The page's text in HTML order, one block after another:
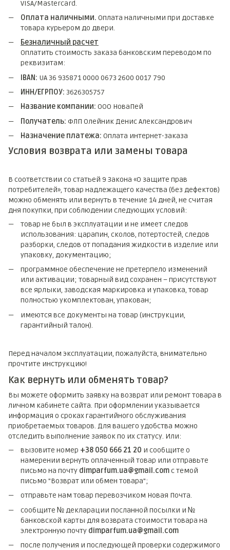
VISA/Mastercard.
Оплата наличными. Оплата наличными при доставке
товара курьером до двери.
Безналичный расчет
Оплатить стоимость заказа банковским переводом по
реквизитам:
IBAN: UA 36 935871 0000 0673 2600 0017 790
ИНН/ЕГРПОУ: 3626305757
Название компании: ООО НоваПей
Получатель: ФЛП Олейник Денис Александрович
Назначение платежа: Оплата интернет-заказа
Условия возврата или замены товара
В соответствии со статьей 9 Закона «О защите прав
потребителей», товар надлежащего качества (без дефектов)
можно обменять или вернуть в течение 14 дней, не считая
дня покупки, при соблюдении следующих условий:
товар не был в эксплуатации и не имеет следов
использования: царапин, сколов, потертостей, следов
разборки, следов от попадания жидкости в изделие или
упаковку, документацию;
программное обеспечение не претерпело изменений
или активации; товарный вид сохранен – присутствуют
все ярлыки, заводская маркировка и упаковка, товар
полностью укомплектован, упакован;
имеются все документы на товар (инструкции,
гарантийный талон).
Перед началом эксплуатации, пожалуйста, внимательно
прочтите инструкцию!
Как вернуть или обменять товар?
Вы можете оформить заявку на возврат или ремонт товара в
личном кабинете сайта. При оформлении указывается
информация о сроках гарантийного обслуживания
приобретаемых товаров. Для вашего удобства можно
отследить выполнение заявок по их статусу. Или:
вызовите номер +38 050 666 21 20 и сообщите о
намерении вернуть оплаченный товар или отправьте
письмо на почту dimparfum.ua@gmail.comс темой
письмо "Возврат или обмен товара";
отправьте нам товар перевозчиком Новая Почта.
сообщите № декларации посланной посылки и №
банковской карты для возврата стоимости товара на
электронную почту dimparfum.ua@gmail.com
после получения и последующей проверки содержимого